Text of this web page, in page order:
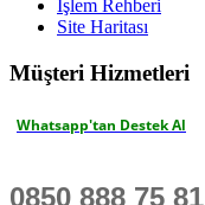
İşlem Rehberi
Site Haritası
Müşteri Hizmetleri
Whatsapp'tan Destek Al
0850 888 75 81